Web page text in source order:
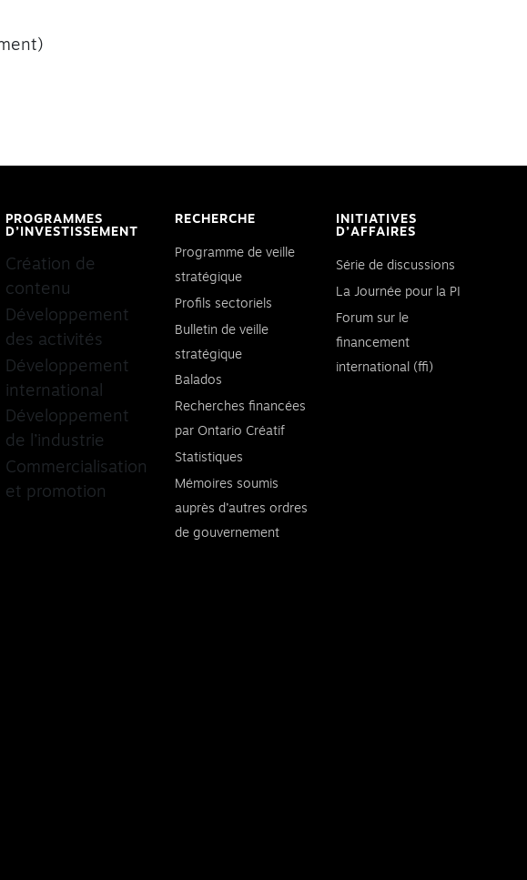
PROGRAMMES
D’INVESTISSEMENT
Création de
contenu
Développement
des activités
Développement
international
Développement
de l’industrie
Commercialisation
et promotion
RECHERCHE
Programme de veille
stratégique
Profils sectoriels
Bulletin de veille
stratégique
Balados
Recherches financées
par Ontario Créatif
Statistiques
Mémoires soumis
auprès d’autres ordres
de gouvernement
INITIATIVES
D’AFFAIRES
Série de discussions
La Journée pour la PI
Forum sur le
financement
international (ffi)